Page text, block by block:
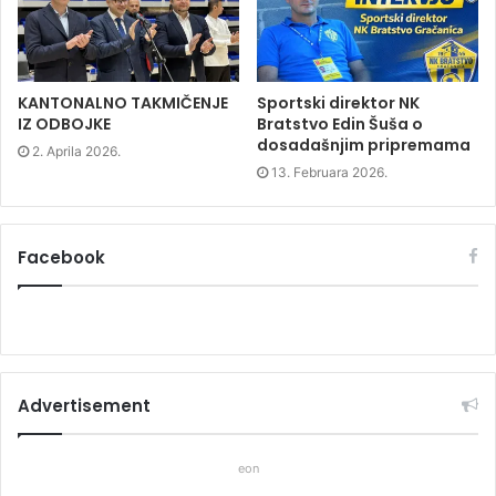
d
o
w
)
o
w
)
d
o
w
)
KANTONALNO TAKMIČENJE
IZ ODBOJKE
2. Aprila 2026.
Sportski direktor NK
Bratstvo Edin Šuša o
dosadašnjim pripremama
13. Februara 2026.
Facebook
Advertisement
eon